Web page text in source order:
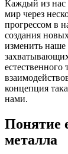
Каждый из нас
мир через
прогрессом в
создания
изменить наше
естественного
концепция
нами.
Понятие
металла